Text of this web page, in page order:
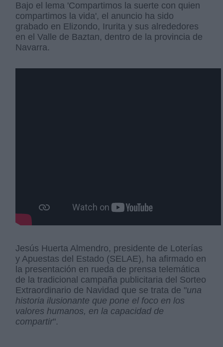
Bajo el lema 'Compartimos la suerte con quien
compartimos la vida', el anuncio ha sido
grabado en Elizondo, Irurita y sus alrededores
en el Valle de Baztan, dentro de la provincia de
Navarra.
Jesús Huerta Almendro, presidente de Loterías
y Apuestas del Estado (SELAE), ha afirmado en
la presentación en rueda de prensa telemática
de la tradicional campaña publicitaria del Sorteo
Extraordinario de Navidad que se trata de "una
historia ilusionante que pone el foco en los
valores humanos, en la capacidad de
compartir".